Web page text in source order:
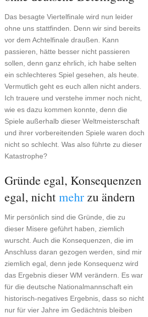
Das besagte Viertelfinale wird nun leider
ohne uns stattfinden. Denn wir sind bereits
vor dem Achtelfinale draußen. Kann
passieren, hätte besser nicht passieren
sollen, denn ganz ehrlich, ich habe selten
ein schlechteres Spiel gesehen, als heute.
Vermutlich geht es euch allen nicht anders.
Ich trauere und verstehe immer noch nicht,
wie es dazu kommen konnte, denn die
Spiele außerhalb dieser Weltmeisterschaft
und ihrer vorbereitenden Spiele waren doch
nicht so schlecht. Was also führte zu dieser
Katastrophe?
Gründe egal, Konsequenzen
egal, nichtmehrzu ändern
Mir persönlich sind die Gründe, die zu
dieser Misere geführt haben, ziemlich
wurscht. Auch die Konsequenzen, die im
Anschluss daran gezogen werden, sind mir
ziemlich egal, denn jede Konsequenz wird
das Ergebnis dieser WM verändern. Es war
für die deutsche Nationalmannschaft ein
historisch-negatives Ergebnis, dass so nicht
nur für vier Jahre im Gedächtnis bleiben